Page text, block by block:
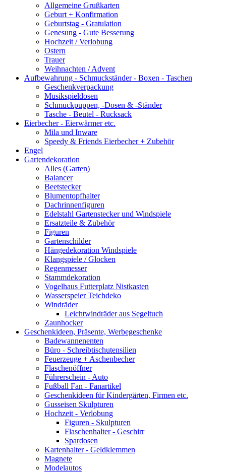
Allgemeine Grußkarten
Geburt + Konfirmation
Geburtstag - Gratulation
Genesung - Gute Besserung
Hochzeit / Verlobung
Ostern
Trauer
Weihnachten / Advent
Aufbewahrung - Schmuckständer - Boxen - Taschen
Geschenkverpackung
Musikspieldosen
Schmuckpuppen, -Dosen & -Ständer
Tasche - Beutel - Rucksack
Eierbecher - Eierwärmer etc.
Mila und Inware
Speedy & Friends Eierbecher + Zubehör
Engel
Gartendekoration
Alles (Garten)
Balancer
Beetstecker
Blumentopfhalter
Dachrinnenfiguren
Edelstahl Gartenstecker und Windspiele
Ersatzteile & Zubehör
Figuren
Gartenschilder
Hängedekoration Windspiele
Klangspiele / Glocken
Regenmesser
Stammdekoration
Vogelhaus Futterplatz Nistkasten
Wasserspeier Teichdeko
Windräder
Leichtwindräder aus Segeltuch
Zaunhocker
Geschenkideen, Präsente, Werbegeschenke
Badewannenenten
Büro - Schreibtischutensilien
Feuerzeuge + Aschenbecher
Flaschenöffner
Führerschein - Auto
Fußball Fan - Fanartikel
Geschenkideen für Kindergärten, Firmen etc.
Gusseisen Skulpturen
Hochzeit - Verlobung
Figuren - Skulpturen
Flaschenhalter - Geschirr
Spardosen
Kartenhalter - Geldklemmen
Magnete
Modelautos